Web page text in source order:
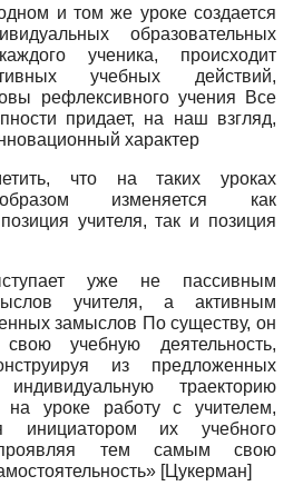
и том же уроке создается
образовательных
ученика, происходит
учебных действий,
рефлексивного учения Все
придает, на наш взгляд,
характер
что на таких уроках
изменяется как
учителя, так и позиция
уже не пассивным
учителя, а активным
замыслов По существу, он
учебную деятельность,
из предложенных
траекторию
уроке работу с учителем,
инициатором их учебного
проявляя тем самым свою
[Цукерман]